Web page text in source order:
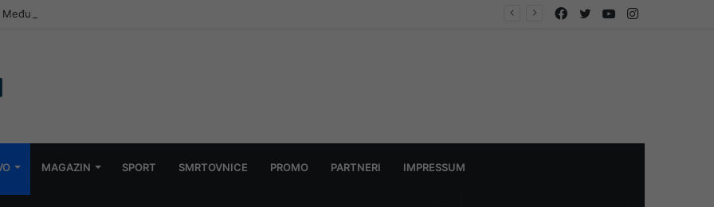
festival harmonike „Sevdalinko harmonikom opjevana“ Instagram
YouTube
Twitter
Facebook
MAGAZIN SPORT SMRTOVNICE PROMO PARTNERI IMPRESSUM